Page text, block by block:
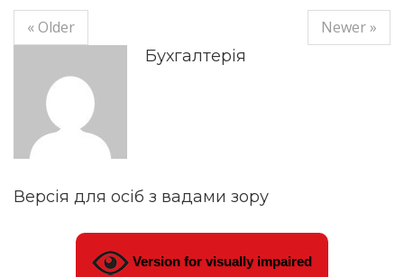
« Older
Newer »
Бухгалтерія
Версія для осіб з вадами зору
Version for visually impaired